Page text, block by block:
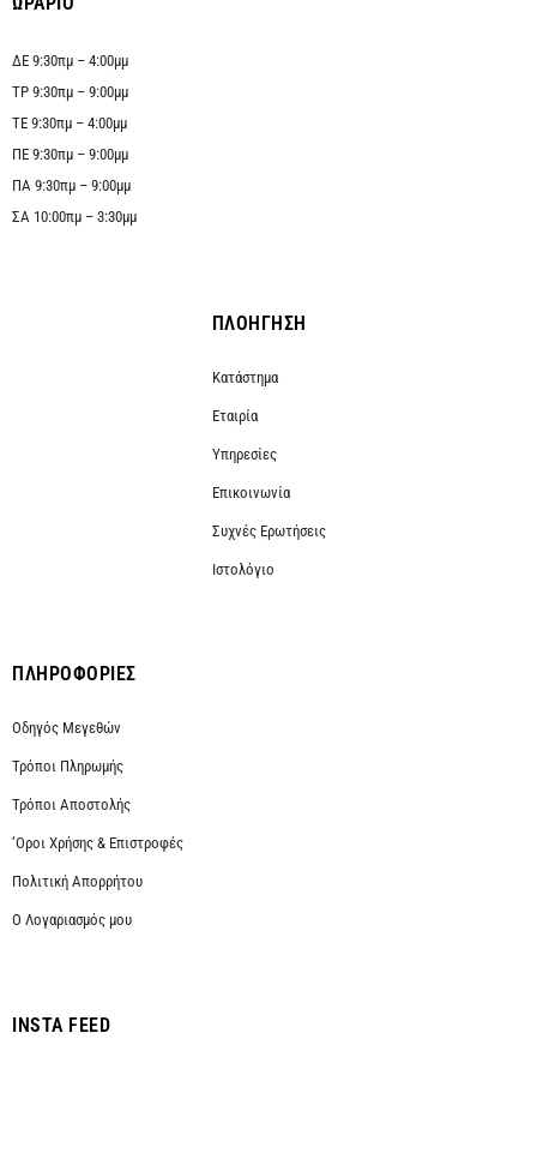
ΔΕ 9:30πμ – 4:00μμ
ΤΡ 9:30πμ – 9:00μμ
ΤΕ 9:30πμ – 4:00μμ
ΠΕ 9:30πμ – 9:00μμ
ΠΑ 9:30πμ – 9:00μμ
ΣΑ 10:00πμ – 3:30μμ
ΠΛΟΗΓΗΣΗ
Κατάστημα
Εταιρία
Υπηρεσίες
Επικοινωνία
Συχνές Ερωτήσεις
Ιστολόγιο
ΠΛΗΡΟΦΟΡΙΕΣ
Οδηγός Μεγεθών
Τρόποι Πληρωμής
Τρόποι Αποστολής
‘Οροι Χρήσης & Επιστροφές
Πολιτική Απορρήτου
Ο Λογαριασμός μου
INSTA FEED